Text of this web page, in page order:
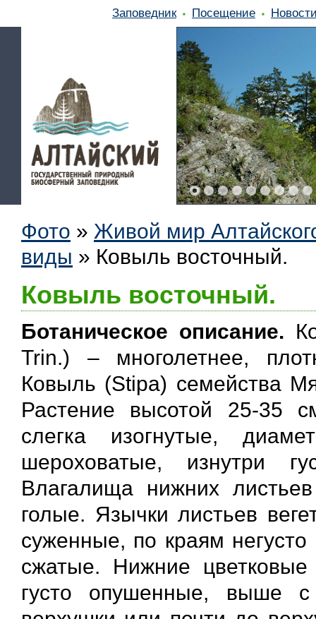
Заповедник Посещение
Фото » Живой мир
виды » Ковыль восточный.
Ковыль восточный.
Ботаническое описание.
Trin.) – многолетнее,
Ковыль (Stipa) семейства
Растение высотой 25-35
слегка изогнутые,
шероховатые, изнутри
Влагалища нижних
голые. Язычки листьев
суженные, по краям
сжатые. Нижние
густо опушенные, выше